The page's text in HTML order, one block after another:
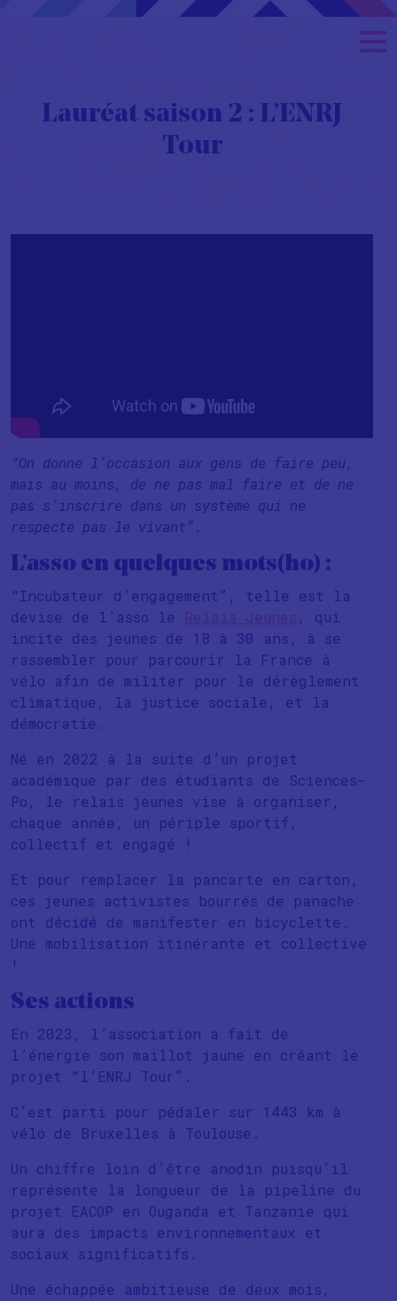
Lauréat saison 2 : L’ENRJ
Tour
“On donne l’occasion aux gens de faire peu,
mais au moins, de ne pas mal faire et de ne
pas s’inscrire dans un système qui ne
respecte pas le vivant”.
L’asso en quelques mots(ho) :
“Incubateur d’engagement”, telle est la
devise de l’asso le Relais Jeunes , qui
incite des jeunes de 18 à 30 ans, à se
rassembler pour parcourir la France à
vélo afin de militer pour le dérèglement
climatique, la justice sociale, et la
démocratie.
Né en 2022 à la suite d’un projet
académique par des étudiants de Sciences-
Po, le relais jeunes vise à organiser,
chaque année, un périple sportif,
collectif et engagé !
Et pour remplacer la pancarte en carton,
ces jeunes activistes bourrés de panache
ont décidé de manifester en bicyclette.
Une mobilisation itinérante et collective
!
Ses actions
En 2023, l’association a fait de
l’énergie son maillot jaune en créant le
projet “l’ENRJ Tour”.
C’est parti pour pédaler sur 1443 km à
vélo de Bruxelles à Toulouse.
Un chiffre loin d’être anodin puisqu’il
représente la longueur de la pipeline du
projet EACOP en Ouganda et Tanzanie qui
aura des impacts environnementaux et
sociaux significatifs.
Une échappée ambitieuse de deux mois,